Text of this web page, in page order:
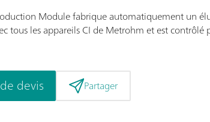
Module fabrique automatiquement un
tous les appareils CI de Metrohm et est contrôlé
devis Partager